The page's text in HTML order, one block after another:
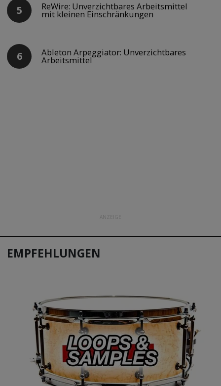
ReWire: Unverzichtbares Arbeitsmittel
mit kleinen Einschränkungen
Ableton Arpeggiator: Unverzichtbares
Arbeitsmittel
ANZEIGE
EMPFEHLUNGEN